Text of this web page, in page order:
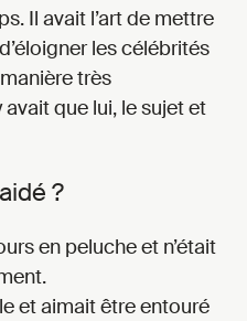
Il avait l’art de mettre
les célébrités
très
avait que lui, le sujet et
?
en peluche et n’était
et aimait être entouré